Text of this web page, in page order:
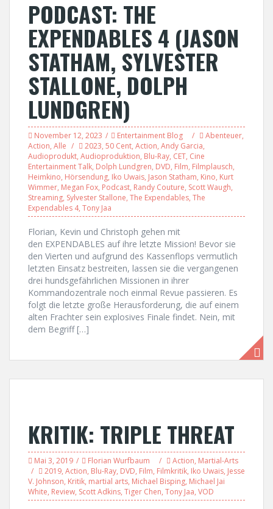
PODCAST: THE
EXPENDABLES 4 (JASON
STATHAM, SYLVESTER
STALLONE, DOLPH
LUNDGREN)
November 12, 2023 Entertainment Blog Abenteuer,
Action, Alle 2023, 50 Cent, Action, Andy Garcia,
Audioprodukt, Audioproduktion, Blu-Ray, CET, Cine
Entertainment Talk, Dolph Lundgren, DVD, Film, Filmplausch,
Heimkino, Hörsendung, Iko Uwais, Jason Statham, Kino, Kurt
Wimmer, Megan Fox, Podcast, Randy Couture, Scott Waugh,
Streaming, Sylvester Stallone, The Expendables, The
Expendables 4, Tony Jaa
Florian, Kevin und Christoph gehen mit
den EXPENDABLES auf ihre letzte Mission! Bevor sie
den Vierten und aufgrund des Kassenflops vermutlich
letzten Einsatz bestreiten, lassen sie die vergangenen
drei hundsgefährlichen Missionen in ihrer
Kommandozentrale noch einmal Revue passieren. Es
folgt die letzte große Herausforderung, die auf einem
alten Frachter sein explosives Finale findet. Nein, mit
dem Begriff […]
KRITIK: TRIPLE THREAT
Mai 3, 2019 Florian Wurfbaum Action, Martial-Arts
2019, Action, Blu-Ray, DVD, Film, Filmkritik, Iko Uwais, Jesse
V. Johnson, Kritik, martial arts, Michael Bisping, Michael Jai
White, Review, Scott Adkins, Tiger Chen, Tony Jaa, VOD